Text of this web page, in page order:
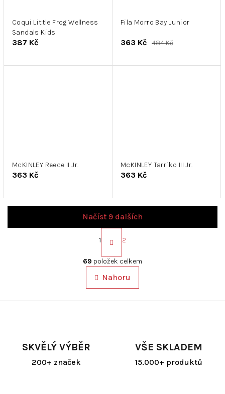
Coqui Little Frog Wellness
Sandals Kids
387 Kč
Fila Morro Bay Junior
363 Kč 484 Kč
McKINLEY Reece II Jr.
363 Kč
McKINLEY Tarriko III Jr.
363 Kč
v
á
d
a
Načíst 9 dalších
S
t
á
n
k
o
á
1 2
69 položek celkem
Nahoru
SKVĚLÝ VÝBĚR
200+ značek
VŠE SKLADEM
15.000+ produktů